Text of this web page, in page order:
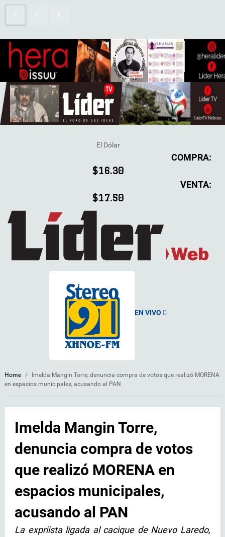
El Dólar
COMPRA:
$16.30
VENTA:
$17.50
EN VIVO
Home /
Imelda Mangin Torre, denuncia compra de votos que realizó MORENA
en espacios municipales, acusando al PAN
Imelda Mangin Torre,
denuncia compra de votos
que realizó MORENA en
espacios municipales,
acusando al PAN
La expriista ligada al cacique de Nuevo Laredo,